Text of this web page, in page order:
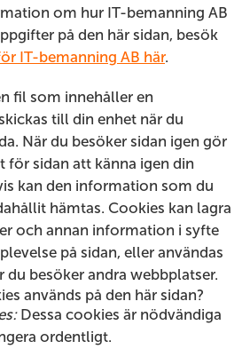
om hur IT-bemanning AB
på den här sidan, besök
IT-bemanning AB här.
fil som innehåller en
till din enhet när du
När du besöker sidan igen gör
sidan att känna igen din
kan den information som du
hämtas. Cookies kan lagra
och annan information i syfte
på sidan, eller användas
du besöker andra webbplatser.
används på den här sidan?
Dessa cookies är nödvändiga
ordentligt.